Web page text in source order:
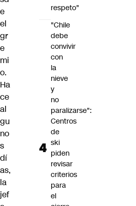
e
el
gr
e
mi
o.
Ha
ce
al
gu
no
s
dí
as,
la
jef
respeto"
"Chile
debe
convivir
con
la
nieve
y
no
paralizarse":
Centros
de
ski
piden
revisar
criterios
para
el